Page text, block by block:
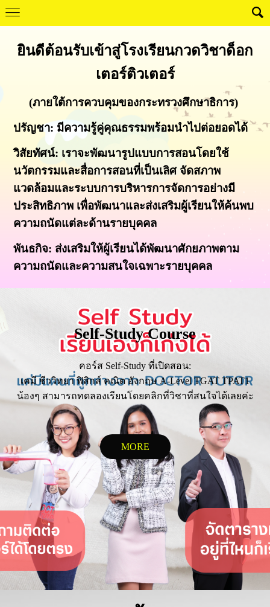
ยินดีต้อนรับเข้าสู่โรงเรียนกวดวิชาด็อก
เตอร์ติวเตอร์
(ภายใต้การควบคุมของกระทรวงศึกษาธิการ)
ปรัญชา: มีความรู้คู่คุณธรรมพร้อมนำไปต่อยอดได้
วิสัยทัศน์: เราจะพัฒนารูปแบบการสอนโดยใช้
นวัตกรรมและสื่อการสอนที่เป็นเลิศ จัดสภาพ
แวดล้อมและระบบการบริหารการจัดการอย่างมี
ประสิทธิภาพ เพื่อพัฒนาและส่งเสริมผู้เรียนให้ค้นพบ
ความถนัดแต่ละด้านรายบุคคล
พันธกิจ: ส่งเสริมให้ผู้เรียนได้พัฒนาศักยภาพตาม
ความถนัดและความสนใจเฉพาะรายบุคคล
Self-Study Course
คอร์ส Self-Study ที่เปิดสอน:
เคมี ชีววิทยา ฟิสิกส์ คณิต อังกฤษ A-Level TGAT TPAT1
น้องๆ สามารถทดลองเรียนโดยคลิกที่วิชาที่สนใจได้เลยค่ะ
MORE